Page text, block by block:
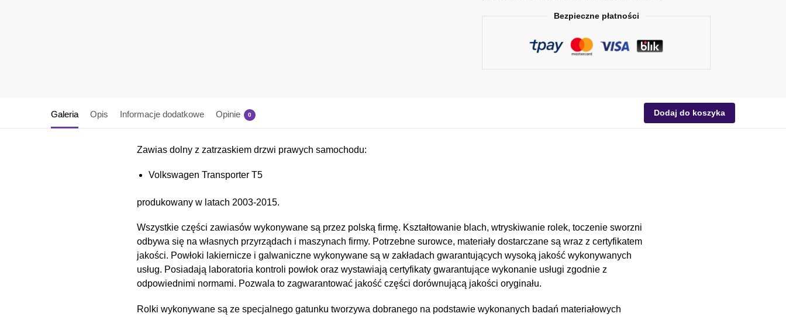
Bezpieczne płatności
Galeria Opis Informacje dodatkowe Opinie 0 Dodaj do koszyka
Zawias dolny z zatrzaskiem drzwi prawych samochodu:
Volkswagen Transporter T5
produkowany w latach 2003-2015.
Wszystkie części zawiasów wykonywane są przez polską firmę. Kształtowanie blach, wtryskiwanie rolek, toczenie sworzni
odbywa się na własnych przyrządach i maszynach firmy. Potrzebne surowce, materiały dostarczane są wraz z certyfikatem
jakości. Powłoki lakiernicze i galwaniczne wykonywane są w zakładach gwarantujących wysoką jakość wykonywanych
usług. Posiadają laboratoria kontroli powłok oraz wystawiają certyfikaty gwarantujące wykonanie usługi zgodnie z
odpowiednimi normami. Pozwala to zagwarantować jakość części dorównującą jakości oryginału.
Rolki wykonywane są ze specjalnego gatunku tworzywa dobranego na podstawie wykonanych badań materiałowych